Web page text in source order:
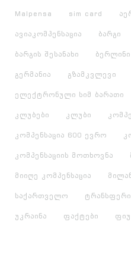
Malpensa sim card
ავიაკომპენსაცია ბარგი
ბარგის შესანახი ბერლინი
გერმანია გზამკვლევი
ელექტრონული სიმ ბარათი
კლუბები კლუბი
კომპენსაცია 600 ევრო
კომპენსაციის მოთხოვნა
მიიღე კომპენსაცია
საქართველო ტრანსფერი
უკრაინა ფაქტები